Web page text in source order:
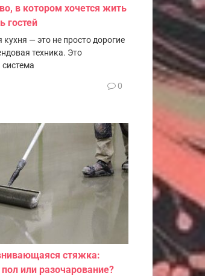
в котором хочется жить
гостей
— это не просто дорогие
техника. Это
0
стяжка:
или разочарование?